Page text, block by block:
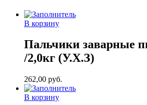
В корзину
Пальчики заварные
/2,0кг (У.Х.З)
262,00 руб.
В корзину